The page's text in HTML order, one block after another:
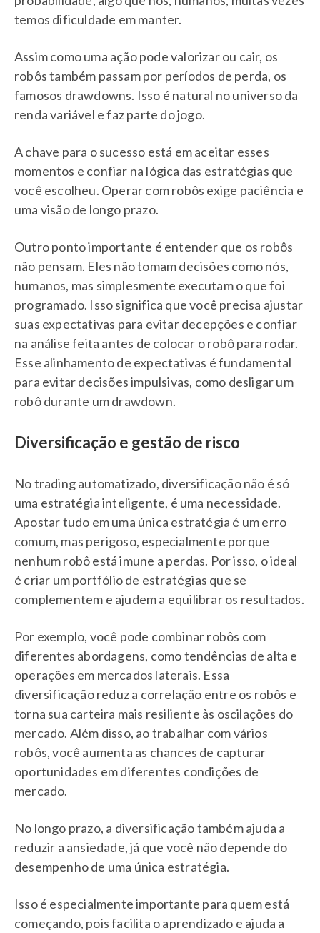
temos dificuldade em manter.
Assim como uma ação pode valorizar ou cair, os
robôs também passam por períodos de perda, os
famosos drawdowns. Isso é natural no universo da
renda variável e faz parte do jogo.
A chave para o sucesso está em aceitar esses
momentos e confiar na lógica das estratégias que
você escolheu. Operar com robôs exige paciência e
uma visão de longo prazo.
Outro ponto importante é entender que os robôs
não pensam. Eles não tomam decisões como nós,
humanos, mas simplesmente executam o que foi
programado. Isso significa que você precisa ajustar
suas expectativas para evitar decepções e confiar
na análise feita antes de colocar o robô para rodar.
Esse alinhamento de expectativas é fundamental
para evitar decisões impulsivas, como desligar um
robô durante um drawdown.
Diversificação e gestão de risco
No trading automatizado, diversificação não é só
uma estratégia inteligente, é uma necessidade.
Apostar tudo em uma única estratégia é um erro
comum, mas perigoso, especialmente porque
nenhum robô está imune a perdas. Por isso, o ideal
é criar um portfólio de estratégias que se
complementem e ajudem a equilibrar os resultados.
Por exemplo, você pode combinar robôs com
diferentes abordagens, como tendências de alta e
operações em mercados laterais. Essa
diversificação reduz a correlação entre os robôs e
torna sua carteira mais resiliente às oscilações do
mercado. Além disso, ao trabalhar com vários
robôs, você aumenta as chances de capturar
oportunidades em diferentes condições de
mercado.
No longo prazo, a diversificação também ajuda a
reduzir a ansiedade, já que você não depende do
desempenho de uma única estratégia.
Isso é especialmente importante para quem está
começando, pois facilita o aprendizado e ajuda a